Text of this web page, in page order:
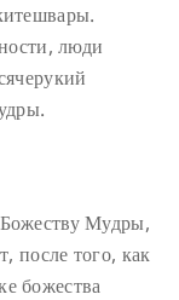
люди
Мудры,
после того, как
божества